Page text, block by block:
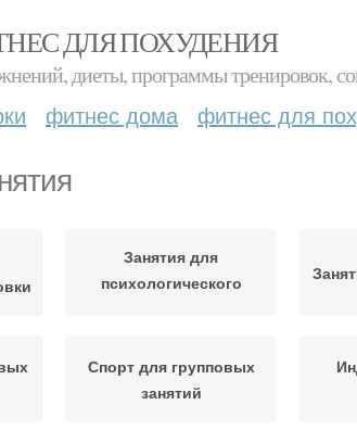
ДЛЯ ПОХУДЕНИЯ
диеты, программы тренировок,
фитнес дома фитнес для
Занятия для
психологического
Спорт для групповых
занятий